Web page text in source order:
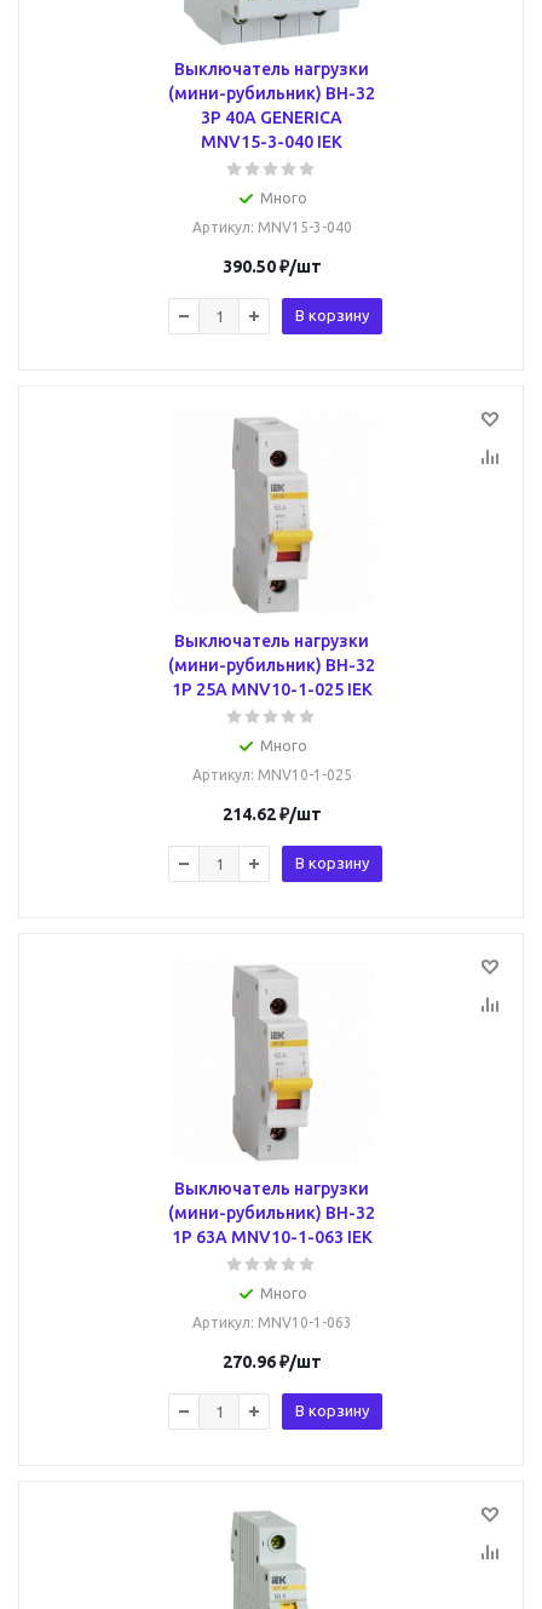
Выключатель нагрузки
(мини-рубильник) ВН-32
3Р 40А GENERICA
MNV15-3-040 IEK
Много
Артикул: MNV15-3-040
390.50₽/шт
В корзину
Выключатель нагрузки
(мини-рубильник) ВН-32
1Р 25А MNV10-1-025 IEK
Много
Артикул: MNV10-1-025
214.62₽/шт
В корзину
Выключатель нагрузки
(мини-рубильник) ВН-32
1Р 63А MNV10-1-063 IEK
Много
Артикул: MNV10-1-063
270.96₽/шт
В корзину